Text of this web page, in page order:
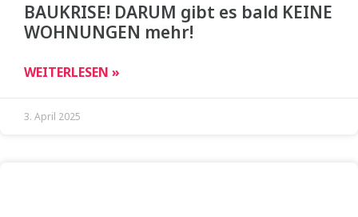
BAUKRISE! DARUM gibt es bald KEINE
WOHNUNGEN mehr!
WEITERLESEN »
3. April 2025